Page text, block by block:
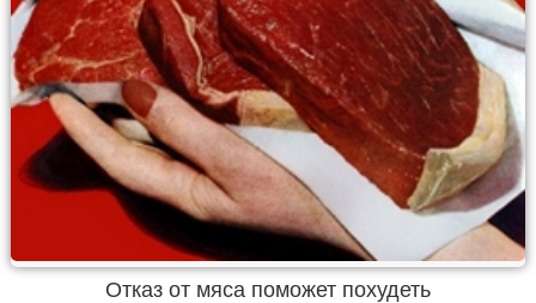
Отказ от мяса поможет похудеть